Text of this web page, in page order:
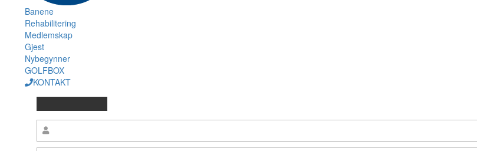
Banene
Rehabilitering
Medlemskap
Gjest
Nybegynner
GOLFBOX
KONTAKT